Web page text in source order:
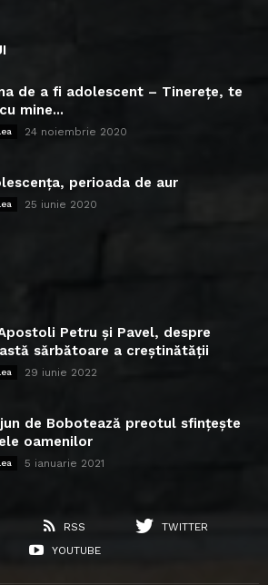
de a fi adolescent – Tinerețe, te
mine...
24 noiembrie 2020
perioada de aur
25 iunie 2020
Petru și Pavel, despre
sărbătoare a creștinătății
29 iunie 2022
de Bobotează preotul sfințește
oamenilor
5 ianuarie 2021
RSS
TWITTER
YOUTUBE